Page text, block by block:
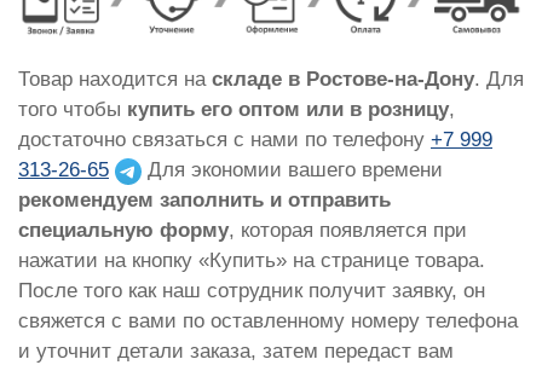
Товар находится на складе в Ростове-на-Дону. Для
того чтобы купить его оптом или в розницу,
достаточно связаться с нами по телефону +7 999
313-26-65
Для экономии вашего времени
рекомендуем заполнить и отправить
специальную форму, которая появляется при
нажатии на кнопку «Купить» на странице товара.
После того как наш сотрудник получит заявку, он
свяжется с вами по оставленному номеру телефона
и уточнит детали заказа, затем передаст вам